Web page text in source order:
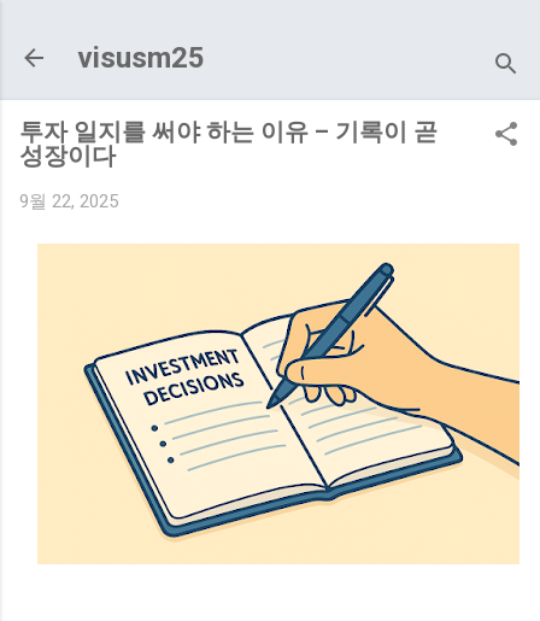
visusm25
투자 일지를 써야 하는 이유 – 기록이 곧
성장이다
9월 22, 2025